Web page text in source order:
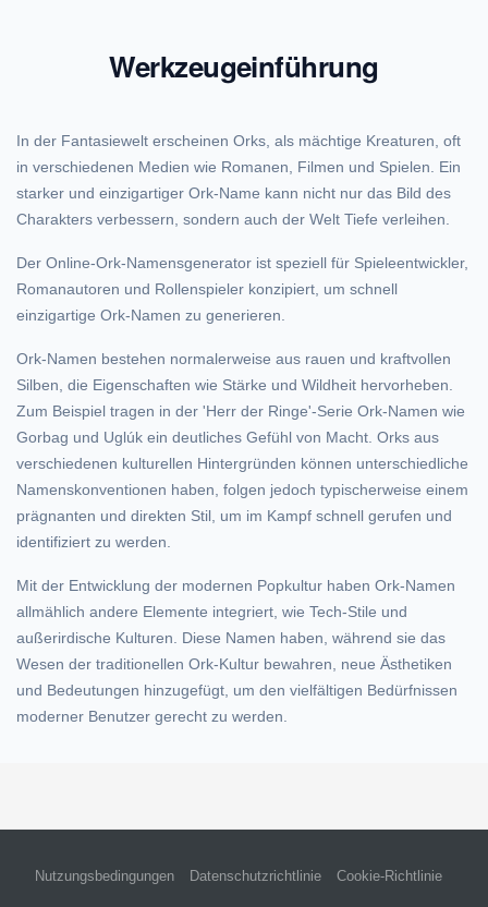
Werkzeugeinführung
In der Fantasiewelt erscheinen Orks, als mächtige Kreaturen, oft
in verschiedenen Medien wie Romanen, Filmen und Spielen. Ein
starker und einzigartiger Ork-Name kann nicht nur das Bild des
Charakters verbessern, sondern auch der Welt Tiefe verleihen.
Der Online-Ork-Namensgenerator ist speziell für Spieleentwickler,
Romanautoren und Rollenspieler konzipiert, um schnell
einzigartige Ork-Namen zu generieren.
Ork-Namen bestehen normalerweise aus rauen und kraftvollen
Silben, die Eigenschaften wie Stärke und Wildheit hervorheben.
Zum Beispiel tragen in der 'Herr der Ringe'-Serie Ork-Namen wie
Gorbag und Uglúk ein deutliches Gefühl von Macht. Orks aus
verschiedenen kulturellen Hintergründen können unterschiedliche
Namenskonventionen haben, folgen jedoch typischerweise einem
prägnanten und direkten Stil, um im Kampf schnell gerufen und
identifiziert zu werden.
Mit der Entwicklung der modernen Popkultur haben Ork-Namen
allmählich andere Elemente integriert, wie Tech-Stile und
außerirdische Kulturen. Diese Namen haben, während sie das
Wesen der traditionellen Ork-Kultur bewahren, neue Ästhetiken
und Bedeutungen hinzugefügt, um den vielfältigen Bedürfnissen
moderner Benutzer gerecht zu werden.
Nutzungsbedingungen Datenschutzrichtlinie Cookie-Richtlinie